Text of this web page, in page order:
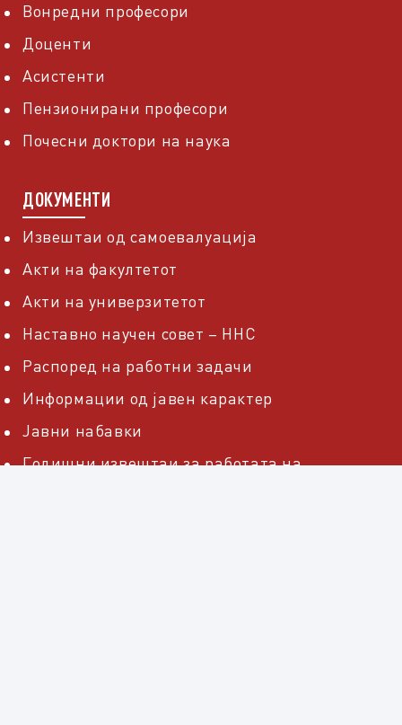
Вонредни професори
Доценти
Асистенти
Пензионирани професори
Почесни доктори на наука
ДОКУМЕНТИ
Извештаи од самоевалуација
Акти на факултетот
Акти на универзитетот
Наставно научен совет – ННС
Распоред на работни задачи
Информации од јавен карактер
Јавни набавки
Годишни извештаи за работата на